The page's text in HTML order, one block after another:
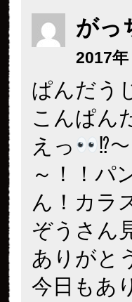
がっ
2017年
ぱんだう
こんぱん
えっ
⁉
～！！パ
ん！カラ
ぞうさん
ありがと
今日もあ